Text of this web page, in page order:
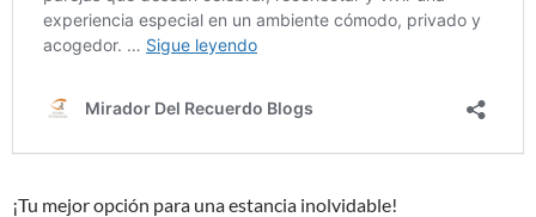
¡Tu mejor opción para una estancia inolvidable!